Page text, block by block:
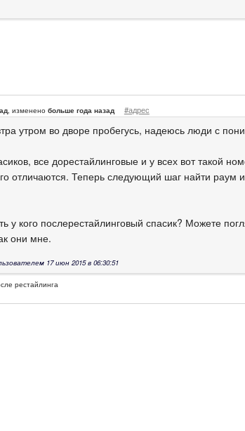
, изменено больше года назад #адрес
утром во дворе пробегусь, надеюсь люди с
все дорестайлинговые и у всех вот такой
отличаются. Теперь следующий шаг найти раум
у кого послерестайлинговый спасик? Можете
они мне.
17 июн 2015 в 06:30:51
рестайлинга